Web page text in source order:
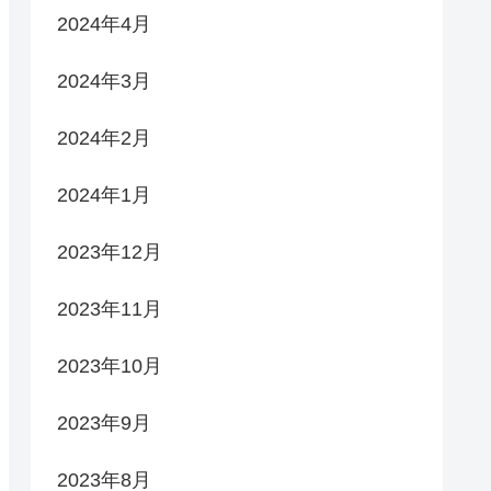
2024年4月
2024年3月
2024年2月
2024年1月
2023年12月
2023年11月
2023年10月
2023年9月
2023年8月